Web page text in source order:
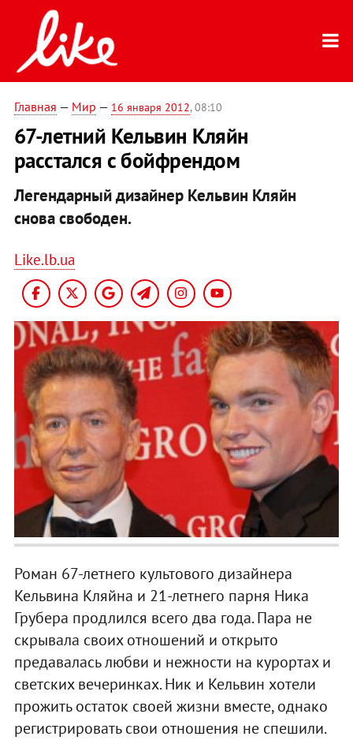
Главная — Мир — 16 января 2012, 08:10
67-летний Кельвин Кляйн
расстался с бойфрендом
Легендарный дизайнер Кельвин Кляйн
снова свободен.
Like.lb.ua
Роман 67-летнего культового дизайнера
Кельвина Кляйна и 21-летнего парня Ника
Грубера продлился всего два года. Пара не
скрывала своих отношений и открыто
предавалась любви и нежности на курортах и
светских вечеринках. Ник и Кельвин хотели
прожить остаток своей жизни вместе, однако
регистрировать свои отношения не спешили.